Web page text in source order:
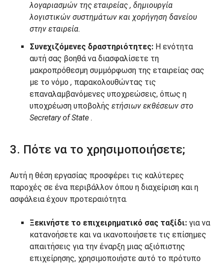
λογαριασμών της εταιρείας , δημιουργία
λογιστικών συστημάτων και χορήγηση δανείου
στην εταιρεία.
Συνεχιζόμενες δραστηριότητες: Η ενότητα
αυτή σας βοηθά να διασφαλίσετε τη
μακροπρόθεσμη συμμόρφωση της εταιρείας σας
με το νόμο , παρακολουθώντας τις
επαναλαμβανόμενες υποχρεώσεις, όπως η
υποχρέωση υποβολής ετήσιων εκθέσεων στο
Secretary of State .
3. Πότε να το χρησιμοποιήσετε;
Αυτή η θέση εργασίας προσφέρει τις καλύτερες
παροχές σε ένα περιβάλλον όπου η διαχείριση και η
ασφάλεια έχουν προτεραιότητα.
Ξεκινήστε το επιχειρηματικό σας ταξίδι: για να
κατανοήσετε και να ικανοποιήσετε τις επίσημες
απαιτήσεις για την έναρξη μιας αξιόπιστης
επιχείρησης, χρησιμοποιήστε αυτό το πρότυπο